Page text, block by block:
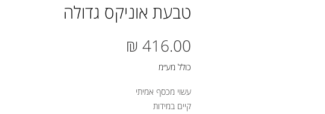
טבעת אוניקס גדולה
כולל מע״מ
עשוי מכסף אמיתי
קיים במידות